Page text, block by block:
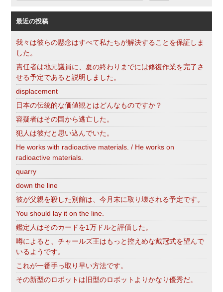
最近の投稿
我々は彼らの懸念はすべて私たちが解決することを保証しま
した。
責任者は地元議員に、夏の終わりまでには修復作業を完了さ
せる予定であると説明しました。
displacement
日本の伝統的な価値観とはどんなものですか？
容疑者はその国から逃亡した。
犯人は彼だと思い込んでいた。
He works with radioactive materials. / He works on
radioactive materials.
quarry
down the line
彼が父親を殺した別館は、今月末に取り壊される予定です。
You should lay it on the line.
鑑定人はそのカードを1万ドルと評価した。
噂によると、チャールズ王はもっと控えめな戴冠式を望んで
いるようです。
これが一番手っ取り早い方法です。
その新型のロボットは旧型のロボットよりかなり優秀だ。